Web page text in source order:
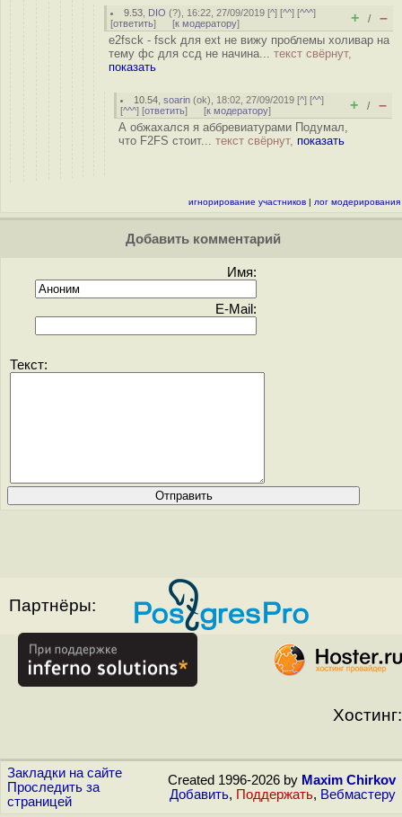
9.53 DIO (?), 16:22, 27/09/2019 [^] [^^] [^^^]
[ответить] [к модератору] + / –
e2fsck - fsck для ext не вижу проблемы холивар на
тему фс для ссд не начина... текст свёрнут,
показать
10.54 ,soarin (ok), 18:02, 27/09/2019 [^] [^^]
[^^^] [ответить] [к модератору] + / –
А обжахался я аббревиатурами Подумал,
что F2FS стоит... текст свёрнут, показать
игнорирование участников | лог модерирования
Добавить комментарий
Имя:
E-Mail:
Текст:
Партнёры:
Хостинг:
Закладки на сайте
Проследить за
страницей
Created 1996-2026 by Maxim Chirkov
Добавить, Поддержать, Вебмастеру